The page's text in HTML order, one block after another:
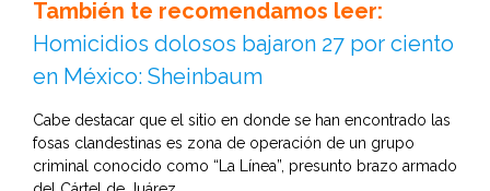
También te recomendamos leer:
Homicidios dolosos bajaron 27 por ciento
en México: Sheinbaum
Cabe destacar que el sitio en donde se han encontrado las
fosas clandestinas es zona de operación de un grupo
criminal conocido como “La Línea”, presunto brazo armado